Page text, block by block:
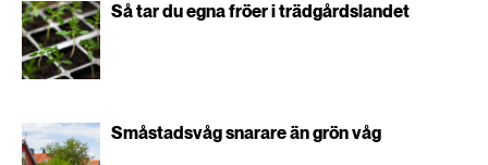
Naturen och landskapet som arena för
integration – En kartläggning av projekt och
Så tar du egna fröer i trädgårdslandet
Småstadsvåg snarare än grön våg